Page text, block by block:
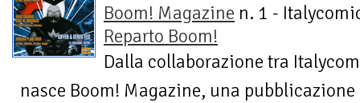
Boom! Magazine n. 1 -
Reparto Boom!
Dalla collaborazione tra
nasce Boom! Magazine, una